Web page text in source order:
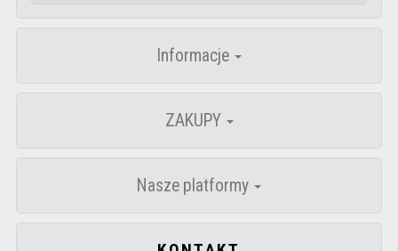
Informacje
ZAKUPY
Nasze platformy